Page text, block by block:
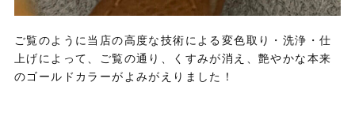
ご覧のように当店の高度な技術による変色取り・洗浄・仕
上げによって、ご覧の通り、くすみが消え、艶やかな本来
のゴールドカラーがよみがえりました！